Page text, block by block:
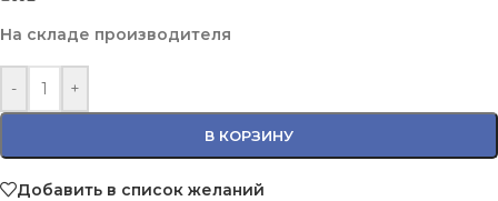
На складе производителя
- +
В КОРЗИНУ
Добавить в список желаний